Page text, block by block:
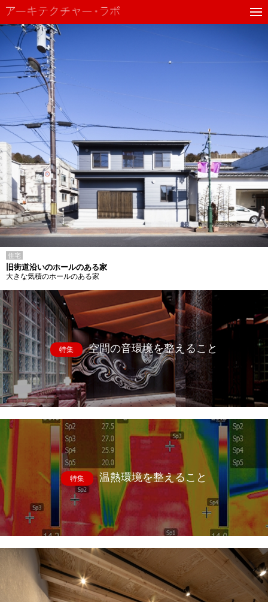
住宅
旧街道沿いのホールのある家
大きな気積のホールのある家
特集 空間の音環境を整えること
特集 温熱環境を整えること